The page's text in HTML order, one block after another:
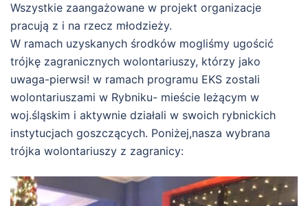
Wszystkie zaangażowane w projekt organizacje
pracują z i na rzecz młodzieży.
W ramach uzyskanych środków mogliśmy ugościć
trójkę zagranicznych wolontariuszy, którzy jako
uwaga-pierwsi! w ramach programu EKS zostali
wolontariuszami w Rybniku- mieście leżącym w
woj.śląskim i aktywnie działali w swoich rybnickich
instytucjach goszczących. Poniżej,nasza wybrana
trójka wolontariuszy z zagranicy: